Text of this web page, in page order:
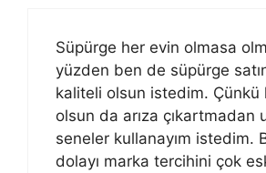
Süpürge her evin olmasa
yüzden ben de süpürge
kaliteli olsun istedim. Çünkü
olsun da arıza çıkartmadan
seneler kullanayım istedim.
dolayı marka tercihini çok